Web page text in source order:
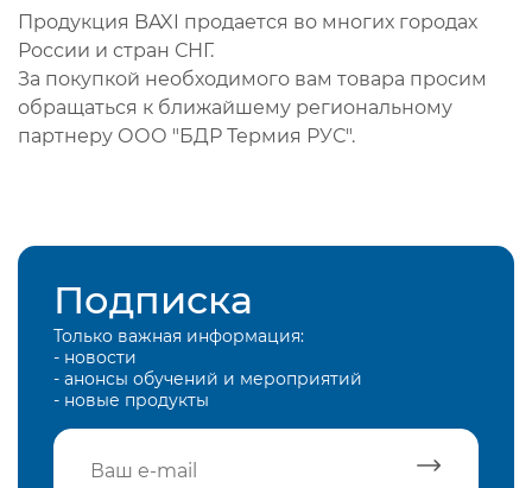
Продукция BAXI продается во многих городах
России и стран СНГ.
За покупкой необходимого вам товара просим
обращаться к ближайшему региональному
партнеру ООО "БДР Термия РУС".
Подписка
Только важная информация:
- новости
- анонсы обучений и мероприятий
- новые продукты